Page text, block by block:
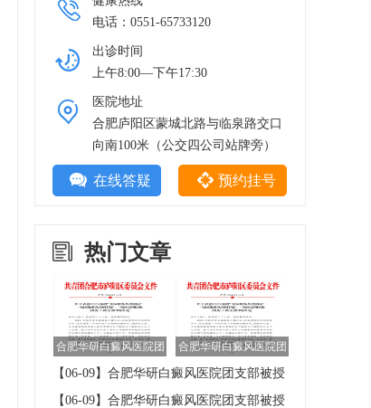
电话：0551-65733120
出诊时间
上午8:00—下午17:30
医院地址
合肥庐阳区蒙城北路与临泉路交口
向南100米（公交四公司站牌旁）
在线答疑 预约挂号
热门文章
合肥华研白癜风医院团
支部被授予2020年庐
合肥华研白癜风医院团
支部被授予2020年庐
【06-09】 合肥华研白癜风医院团支部被授
予2020年庐
【06-09】 合肥华研白癜风医院团支部被授